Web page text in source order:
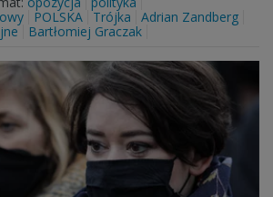
POLSKA Trójka
Adrian Zandberg
Bartłomiej Graczak